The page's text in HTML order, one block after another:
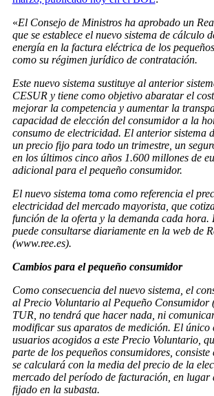
«El Consejo de Ministros ha aprobado un
que se establece el nuevo sistema de cálculo
energía en la factura eléctrica de los
como su régimen jurídico de contratación.
Este nuevo sistema sustituye al anterior
CESUR y tiene como objetivo abaratar el
mejorar la competencia y aumentar la
capacidad de elección del consumidor a la
consumo de electricidad. El anterior sistema
un precio fijo para todo un trimestre, un
en los últimos cinco años 1.600 millones de
adicional para el pequeño consumidor.
El nuevo sistema toma como referencia el
electricidad del mercado mayorista, que
función de la oferta y la demanda cada hora.
puede consultarse diariamente en la web de
(www.ree.es).
Cambios para el pequeño consumidor
Como consecuencia del nuevo sistema, el
al Precio Voluntario al Pequeño Consumidor
TUR, no tendrá que hacer nada, ni
modificar sus aparatos de medición. El único
usuarios acogidos a este Precio Voluntario,
parte de los pequeños consumidores,
se calculará con la media del precio de la
mercado del período de facturación, en lugar
fijado en la subasta.